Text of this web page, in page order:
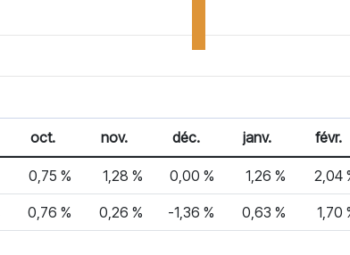
oct. nov. déc. janv. févr.
0,75 % 1,28 % 0,00 % 1,26 % 2,04
0,76 % 0,26 % -1,36 % 0,63 % 1,70